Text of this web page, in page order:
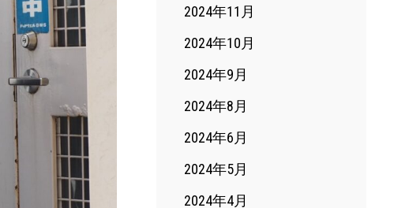
2024年11月
2024年10月
2024年9月
2024年8月
2024年6月
2024年5月
2024年4月